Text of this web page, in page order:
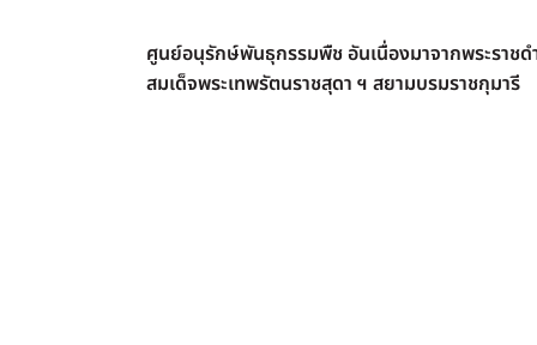
ศูนย์อนุรักษ์พันธุกรรมพืช อันเนื่องมาจากพระราชด
สมเด็จพระเทพรัตนราชสุดา ฯ สยามบรมราชกุมารี